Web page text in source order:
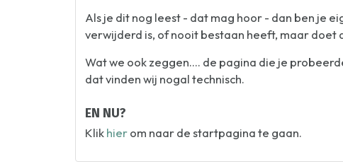
Als je dit nog leest - dat mag hoor - dan ben je
verwijderd is, of nooit bestaan heeft, maar doet
Wat we ook zeggen.... de pagina die je
dat vinden wij nogal technisch.
EN NU?
Klik hier om naar de startpagina te gaan.